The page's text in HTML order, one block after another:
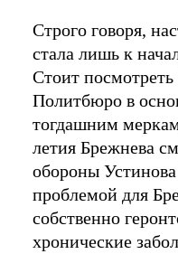
Строго говоря,
стала лишь к
Стоит
Политбюро в
тогдашним
летия Брежнева
обороны
проблемой для
собственно
хронические